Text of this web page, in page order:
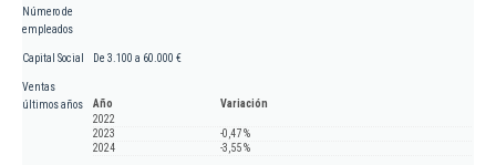
Número de
empleados
Capital Social De 3.100 a 60.000 €
Ventas
últimos años
Año
Variación
2022
2023
-0,47 %
2024
-3,55 %